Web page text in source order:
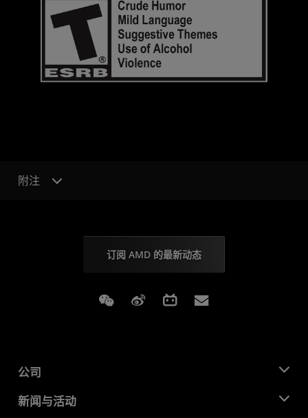
附注
订阅 AMD 的最新动态
Weixin Weibo Bilibili
公司
关于 AMD
新闻与活动